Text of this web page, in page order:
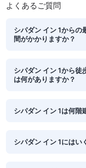
よくあるご質問
シパダン イン 1から
間がかかりますか？
シパダン イン 1から徒
は何がありますか？
シパダン イン 1は何階
シパダン イン 1にはい